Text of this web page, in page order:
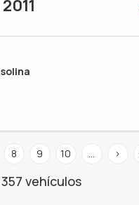
8 9 10 … >
vehículos